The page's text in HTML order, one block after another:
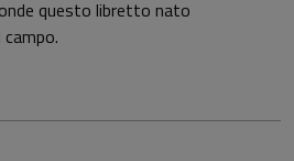
questo libretto nato